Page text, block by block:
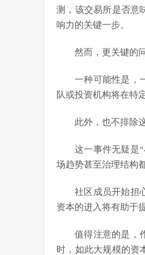
测，该交易所是否意
响力的关键一步。
然而，更关键的
一种可能性是，
队或投资机构将在特
此外，也不排除
这一事件无疑是
场趋势甚至治理结构
社区成员开始担
资本的进入将有助于
值得注意的是，
时，如此大规模的资